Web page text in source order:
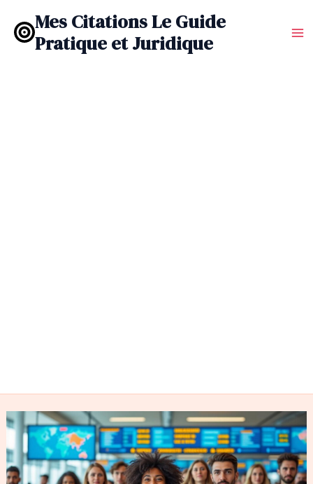
contenu
Mes Citations Le Guide
Pratique et Juridique